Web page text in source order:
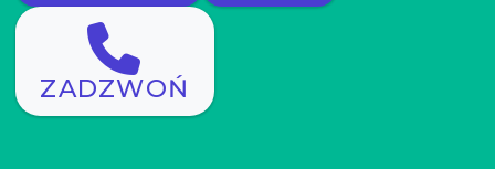
ZADZWOŃ